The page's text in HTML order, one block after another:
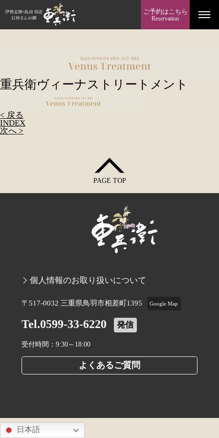
日本語
ご予約はこちら
Reservation
重兵衛ヴィーナストリートメント
< 戻る
INDEX
次へ >
PAGE TOP
個人情報のお取り扱いについて
〒517-0032 三重県鳥羽市相差町1395 Google Map
Tel.0599-33-6220 発信
受付時間：9:30～18:00
よくあるご質問